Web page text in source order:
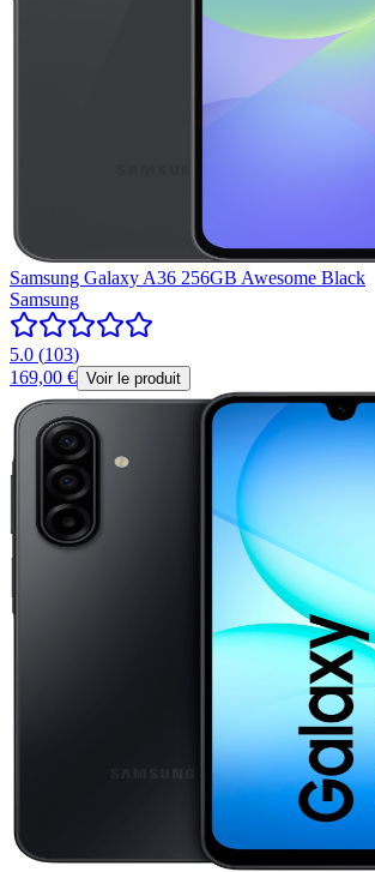
Samsung Galaxy A36 256GB Awesome Black
Samsung
5.0 (103)
169,00 € Voir le produit